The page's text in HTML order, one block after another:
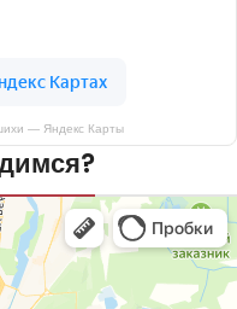
— Яндекс Карты